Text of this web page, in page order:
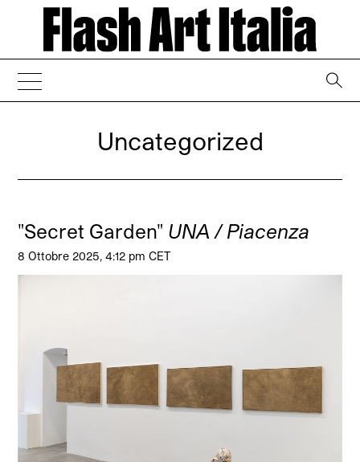
Uncategorized
"Secret Garden" UNA / Piacenza
8 Ottobre 2025, 4:12 pm CET